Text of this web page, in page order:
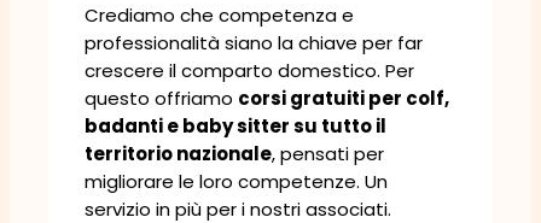
Crediamo che competenza e
professionalità siano la chiave per far
crescere il comparto domestico. Per
questo offriamo corsi gratuiti per colf,
badanti e baby sitter su tutto il
territorio nazionale, pensati per
migliorare le loro competenze. Un
servizio in più per i nostri associati.